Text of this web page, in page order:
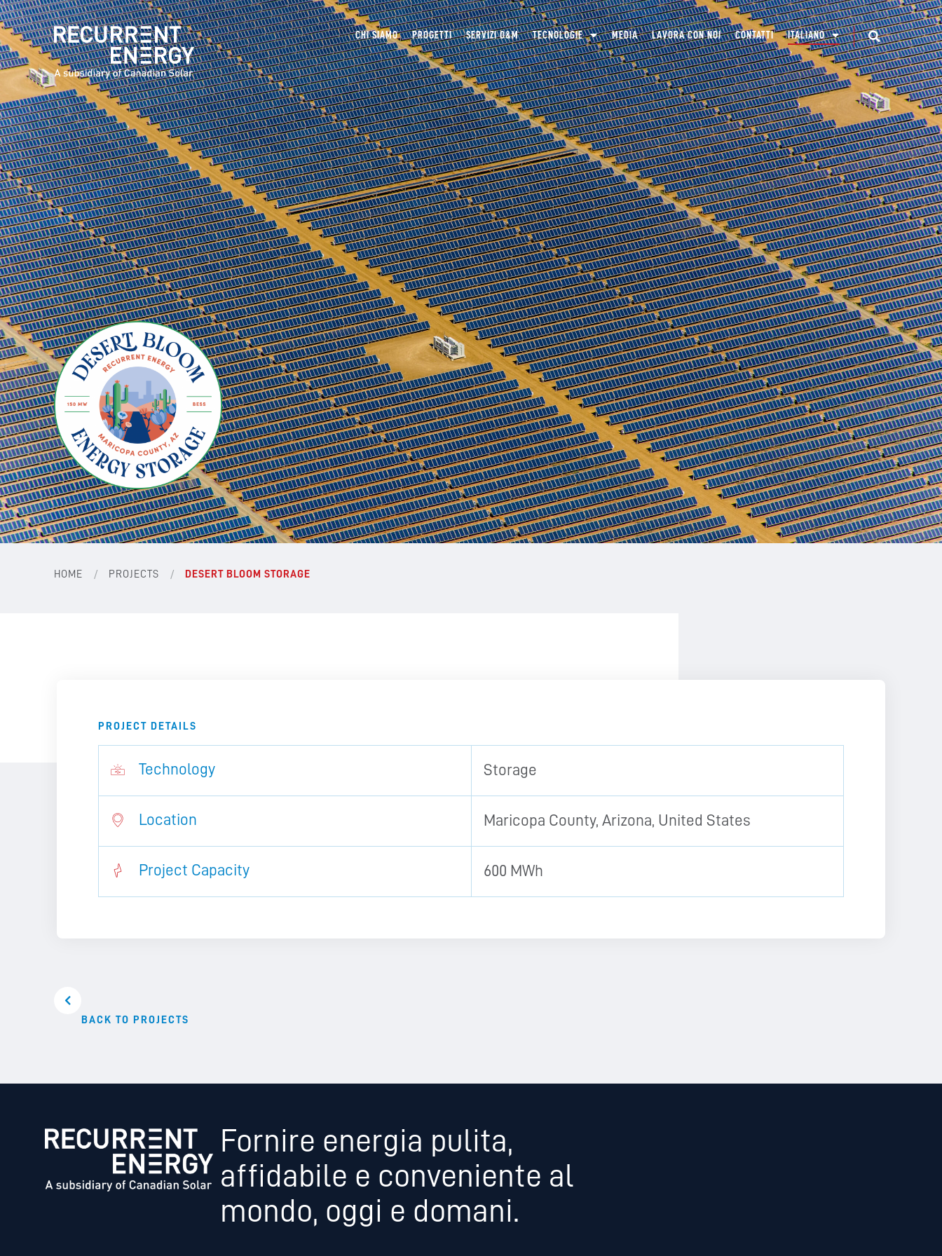
CHI SIAMO PROGETTI SERVIZI O&M TECNOLOGIE MEDIA LAVORA CON NOI CONTATTI ITALIANO
HOME / PROJECTS / DESERT BLOOM STORAGE
PROJECT DETAILS
Technology Storage
Location Maricopa County, Arizona, United States
Project Capacity 600 MWh
BACK TO PROJECTS
Fornire energia pulita,
affidabile e conveniente al
mondo, oggi e domani.